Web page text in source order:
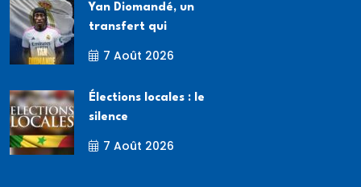
Yan Diomandé, un
transfert qui
7 Août 2026
Élections locales : le
silence
7 Août 2026